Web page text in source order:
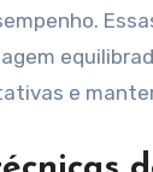
prazo em
interno
de apoio
reflitam